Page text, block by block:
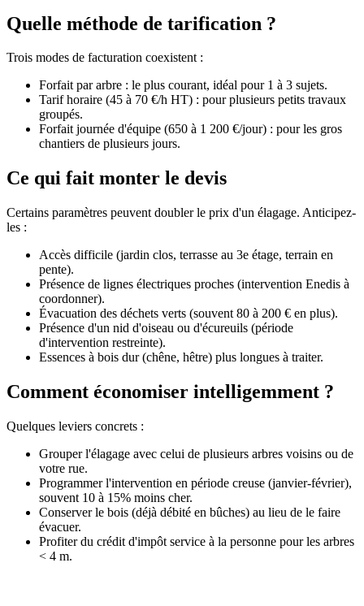
Quelle méthode de tarification ?
Trois modes de facturation coexistent :
Forfait par arbre : le plus courant, idéal pour 1 à 3 sujets.
Tarif horaire (45 à 70 €/h HT) : pour plusieurs petits travaux
groupés.
Forfait journée d'équipe (650 à 1 200 €/jour) : pour les gros
chantiers de plusieurs jours.
Ce qui fait monter le devis
Certains paramètres peuvent doubler le prix d'un élagage. Anticipez-
les :
Accès difficile (jardin clos, terrasse au 3e étage, terrain en
pente).
Présence de lignes électriques proches (intervention Enedis à
coordonner).
Évacuation des déchets verts (souvent 80 à 200 € en plus).
Présence d'un nid d'oiseau ou d'écureuils (période
d'intervention restreinte).
Essences à bois dur (chêne, hêtre) plus longues à traiter.
Comment économiser intelligemment ?
Quelques leviers concrets :
Grouper l'élagage avec celui de plusieurs arbres voisins ou de
votre rue.
Programmer l'intervention en période creuse (janvier-février),
souvent 10 à 15% moins cher.
Conserver le bois (déjà débité en bûches) au lieu de le faire
évacuer.
Profiter du crédit d'impôt service à la personne pour les arbres
< 4 m.